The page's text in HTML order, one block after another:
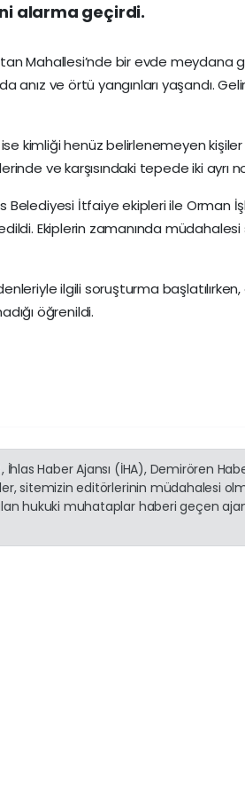
alarma geçirdi.
Mahallesi’nde bir evde meydana
anız ve örtü yangınları yaşandı.
kimliği henüz belirlenemeyen
ve karşısındaki tepede iki ayrı
Belediyesi İtfaiye ekipleri ile Orman
Ekiplerin zamanında
ilgili soruşturma
öğrenildi.
İhlas Haber Ajansı (İHA), Demirören
sitemizin editörlerinin müdahalesi
hukuki muhataplar haberi geçen